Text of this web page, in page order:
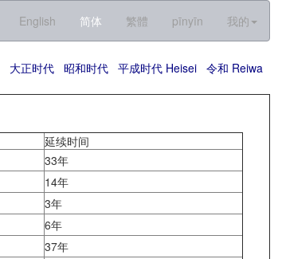
English 简体 繁體 pīnyīn 我的
大正时代 昭和时代 平成时代 Heisei 令和 Reiwa
延续时间
33年
14年
3年
6年
37年